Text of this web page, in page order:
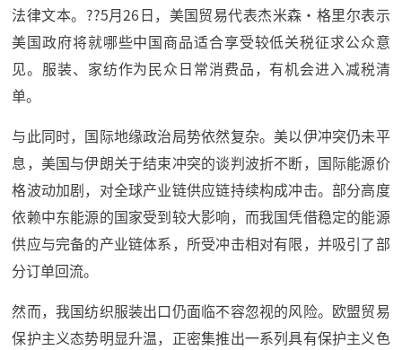
法律文本。??5月26日，美国贸易代表杰米森·格里尔表示
美国政府将就哪些中国商品适合享受较低关税征求公众意
见。服装、家纺作为民众日常消费品，有机会进入减税清
单。
与此同时，国际地缘政治局势依然复杂。美以伊冲突仍未平
息，美国与伊朗关于结束冲突的谈判波折不断，国际能源价
格波动加剧，对全球产业链供应链持续构成冲击。部分高度
依赖中东能源的国家受到较大影响，而我国凭借稳定的能源
供应与完备的产业链体系，所受冲击相对有限，并吸引了部
分订单回流。
然而，我国纺织服装出口仍面临不容忽视的风险。欧盟贸易
保护主义态势明显升温，正密集推出一系列具有保护主义色